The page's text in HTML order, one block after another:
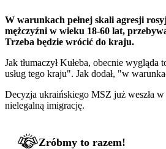
W warunkach pełnej skali agresji
mężczyźni w wieku 18-60 lat,
Trzeba będzie wrócić do kraju.
Jak tłumaczył Kułeba, obecnie
usług tego kraju". Jak dodał, "w
Decyzja ukraińskiego MSZ już weszła
nielegalną imigrację.
Zróbmy to razem!